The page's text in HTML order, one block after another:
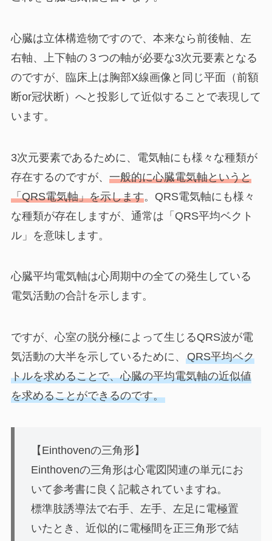
心臓は立体構造物ですので、本来なら前後軸、左
右軸、上下軸の３つの軸が必要な3次元要素となる
のですが、臨床上は胸部X線画像と同じ平面（前額
断or冠状断）へと投影して近似することで表現して
います。
3次元要素であるために、電気軸にも様々な種類が
存在するのですが、 一般的に心臓電気軸というと
「QRS電気軸」を示します。QRS電気軸にも様々
な種類が存在しますが、通常は「 QRS平均ベクト
ル」を意味します。
心臓平均電気軸は心周期中の全ての発生している
電気活動の合計を示します。
ですが、心室の脱分極によって生じるQRS波が電
気活動の大半を示しているために、 QRS平均ベク
トルを求めることで、心臓の平均電気軸の近似値
を求めることができるのです。
【 Einthovenの三角形 】
Einthovenの三角形は心電図関連の単元にお
いて参考書に良く記載されていますね。
標準肢誘導法で右手、左手、左足に電極置
いたとき、近似的に電極間を正三角形で結